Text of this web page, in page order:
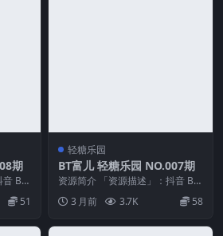
期
BT
】
51
轻糖乐园
BT富儿 轻糖乐园 NO.007期
资源简介 「资源描述」：抖音 BT
富儿 轻糖乐园 NO.007期 【22P】
「...3 月前 3.7K 58